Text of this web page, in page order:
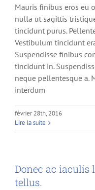
Mauris finibus eros eu
nulla ut sagittis
tincidunt purus.
Vestibulum tincidunt
Suspendisse finibus
tincidunt in.
neque pellentesque a.
interdum
février 28th, 2016
Lire la suite
Donec ac iaculis
tellus.